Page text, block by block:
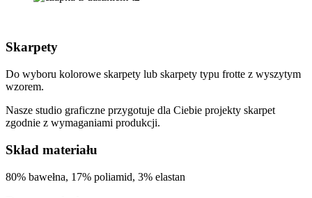
Skarpety
Do wyboru kolorowe skarpety lub skarpety typu frotte z wyszytym
wzorem.
Nasze studio graficzne przygotuje dla Ciebie projekty skarpet
zgodnie z wymaganiami produkcji.
Skład materiału
80% bawełna, 17% poliamid, 3% elastan